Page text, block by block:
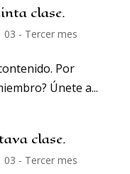
clase.
03 - Tercer mes
Por
Únete a...
clase.
03 - Tercer mes